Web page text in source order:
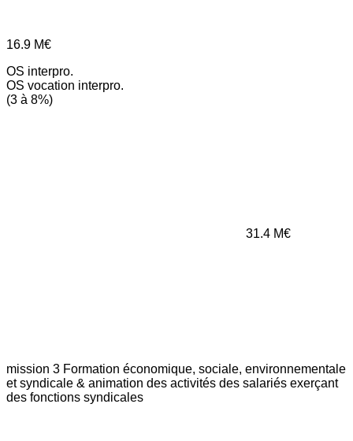
16.9 M€
OS interpro.
OS vocation interpro.
(3 à 8%)
31.4 M€
mission 3 Formation économique, sociale, environnementale
et syndicale & animation des activités des salariés exerçant
des fonctions syndicales